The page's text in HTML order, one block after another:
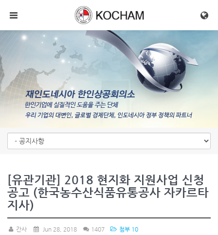
메뉴 건너뛰기
[유관기관] 2018 현지화 지원사업 신청
공고 (한국농수산식품유통공사 자카르타
지사)
간사 Jun 28, 2018 1407 첨부 10